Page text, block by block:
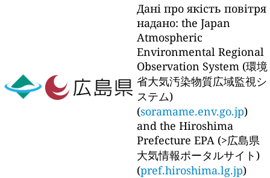
Дані про якість повітря
надано: the Japan
Atmospheric
Environmental Regional
Observation System (環境
省大気汚染物質広域監視シ
ステム)
(soramame.env.go.jp)
and the Hiroshima
Prefecture EPA (>広島県
大気情報ポータルサイト)
(pref.hiroshima.lg.jp)